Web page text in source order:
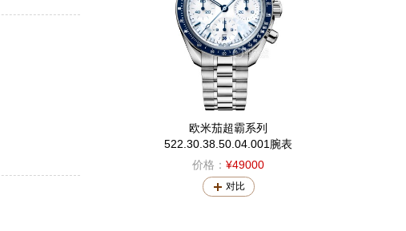
欧米茄超霸系列
522.30.38.50.04.001腕表
价格： ¥49000
对比